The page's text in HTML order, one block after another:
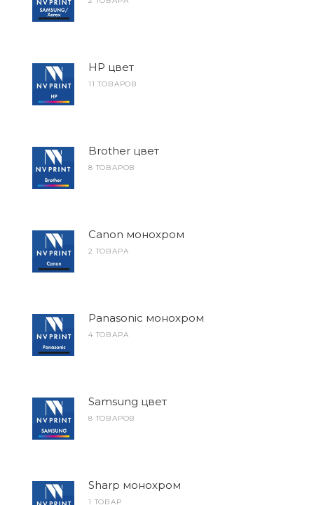
HP цвет
11 ТОВАРОВ
Brother цвет
8 ТОВАРОВ
Canon монохром
2 ТОВАРА
Panasonic монохром
4 ТОВАРА
Samsung цвет
8 ТОВАРОВ
Sharp монохром
1 ТОВАР